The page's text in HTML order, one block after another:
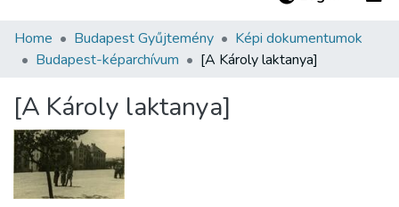
Communities & Collections
Statistics
About us
Home Budapest Gyűjtemény
Képi dokumentumok
Budapest-képarchívum
[A Károly laktanya]
[A Károly laktanya]